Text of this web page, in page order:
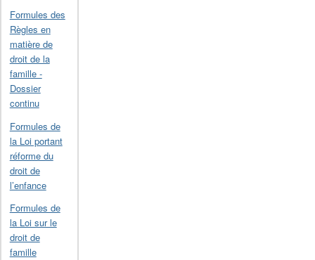
Formules des
Règles en
matière de
droit de la
famille -
Dossier
continu
Formules de
la Loi portant
réforme du
droit de
l’enfance
Formules de
la Loi sur le
droit de
famille